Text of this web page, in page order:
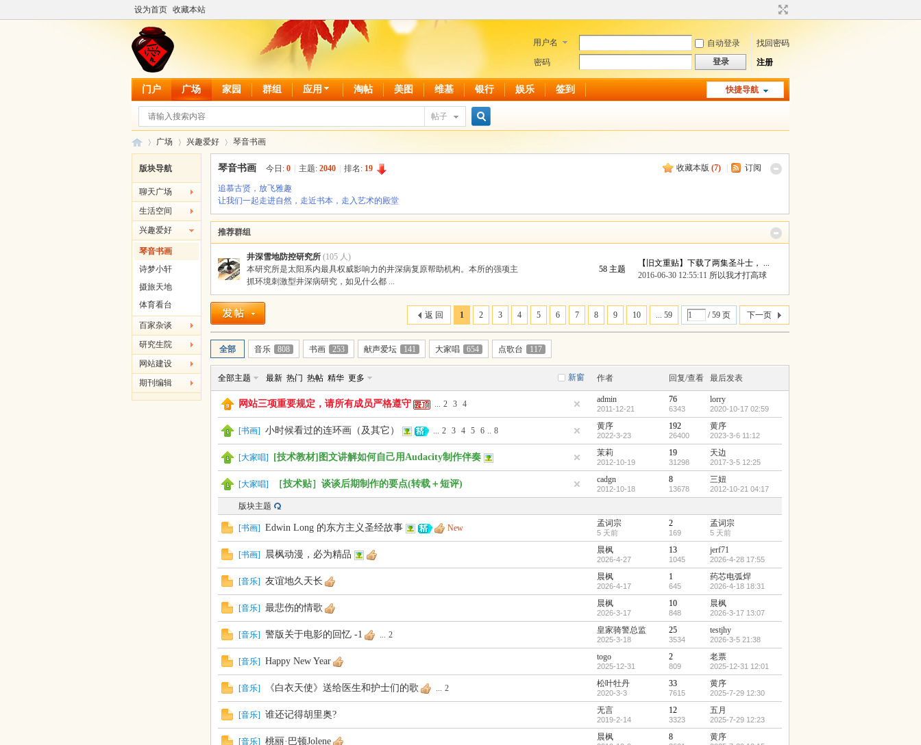
设为首页 收藏本站
用户名 自动登录
找回密码
密码
登录 注册
快捷导航
门户 广场 家园 群组 应用 淘帖 美图 维基 银行 娱乐 签到
帖子
爱
吱
»
广场
›
兴趣爱好
›
琴音书画
版块导航
聊天广场
生活空间
兴趣爱好
琴音书画
诗梦小轩
摄旅天地
体育看台
百家杂谈
研究生院
网站建设
期刊编辑
收藏本版 (7) 订阅
琴音书画 今日: 0 主题: 2040 排名: 19
追慕古贤，放飞雅趣
让我们一起走进自然，走近书本，走入艺术的殿堂
推荐群组
井深雪地防控研究所 (105 人)
本研究所是太阳系内最具权威影响力的井深病复原帮助机构。本所的强项主
抓环境刺激型井深病研究，如见什么都 ...
58 主题
【旧文重贴】下载了两集圣斗士， ...
2016-06-30 12:55:11 所以我才打高球
1 2 3 4 5 6 7 8 9 10 ... 59 / 59 页 下一页
返 回
全部 音乐 808 书画 253 献声爱坛 141 大家唱 654 点歌台 117
新窗
全部主题 最新 热门 热帖 精华 更多 作者 回复/查看 最后发表
网站三项重要规定，请所有成员严格遵守 ... 2 3 4 admin
2011-12-21
76
6343
lorry
2020-10-17 02:59
[书画] 小时候看过的连环画（及其它） ... 2 3 4 5 6 .. 8 黄序
2022-3-23
192
26400
黄序
2023-3-6 11:12
[大家唱] [技术教材]图文讲解如何自己用Audacity制作伴奏 茉莉
2012-10-19
19
31298
天边
2017-3-5 12:25
[大家唱] ［技术贴］谈谈后期制作的要点(转载＋短评) cadgn
2012-10-18
8
13678
三妞
2012-10-21 04:17
版块主题
[书画] Edwin Long 的东方主义圣经故事 New 孟词宗
5 天前
2
169
孟词宗
5 天前
[书画] 晨枫动漫，必为精品 晨枫
2026-4-27
13
1045
jerf71
2026-4-28 17:55
[音乐] 友谊地久天长 晨枫
2026-4-17
1
645
药芯电弧焊
2026-4-18 18:31
[音乐] 最悲伤的情歌 晨枫
2026-3-17
10
848
晨枫
2026-3-17 13:07
[音乐] 警版关于电影的回忆 -1 ... 2 皇家骑警总监
2025-3-18
25
3534
testjhy
2026-3-5 21:38
[音乐] Happy New Year togo
2025-12-31
2
809
老票
2025-12-31 12:01
[音乐] 《白衣天使》送给医生和护士们的歌 ... 2 松叶牡丹
2020-3-3
33
7615
黄序
2025-7-29 12:30
[音乐] 谁还记得胡里奥? 无言
2019-2-14
12
3323
五月
2025-7-29 12:23
[音乐] 桃丽·巴顿Jolene 晨枫 8 黄序